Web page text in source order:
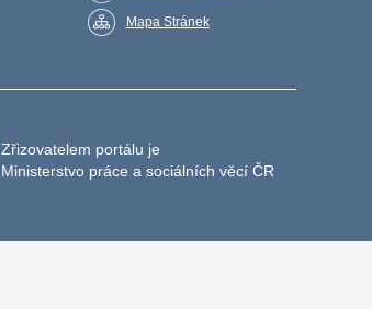
Mapa Stránek
Zřizovatelem portálu je
Ministerstvo práce a sociálních věcí ČR